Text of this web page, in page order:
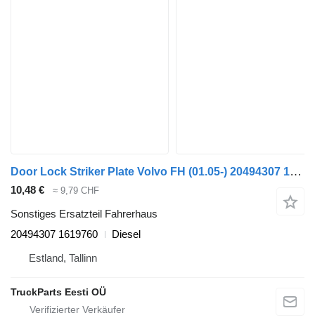
Door Lock Striker Plate Volvo FH (01.05-) 20494307 1619760 für Volvo FH12, FH16, NH12, FH, VNL780 (1993-2014) Sattelzugmaschine
10,48 € ≈ 9,79 CHF
Sonstiges Ersatzteil Fahrerhaus
20494307 1619760
Diesel
Estland, Tallinn
TruckParts Eesti OÜ